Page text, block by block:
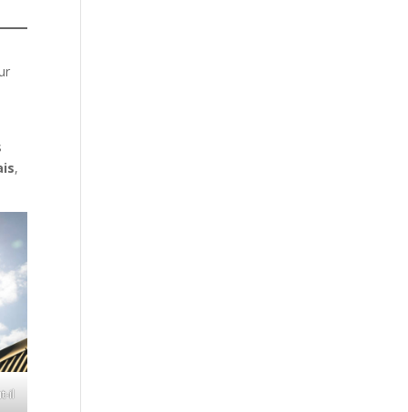
,
il